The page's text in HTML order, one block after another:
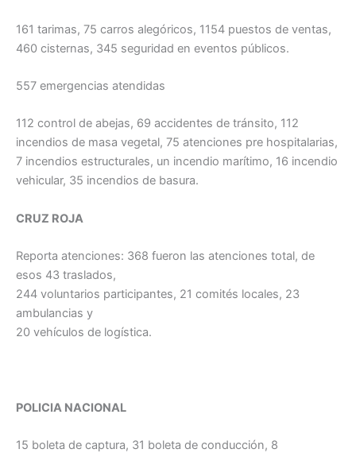
161 tarimas, 75 carros alegóricos, 1154 puestos de ventas,
460 cisternas, 345 seguridad en eventos públicos.
557 emergencias atendidas
112 control de abejas, 69 accidentes de tránsito, 112
incendios de masa vegetal, 75 atenciones pre hospitalarias,
7 incendios estructurales, un incendio marítimo, 16 incendio
vehicular, 35 incendios de basura.
CRUZ ROJA
Reporta atenciones: 368 fueron las atenciones total, de
esos 43 traslados,
244 voluntarios participantes, 21 comités locales, 23
ambulancias y
20 vehículos de logística.
POLICIA NACIONAL
15 boleta de captura, 31 boleta de conducción, 8